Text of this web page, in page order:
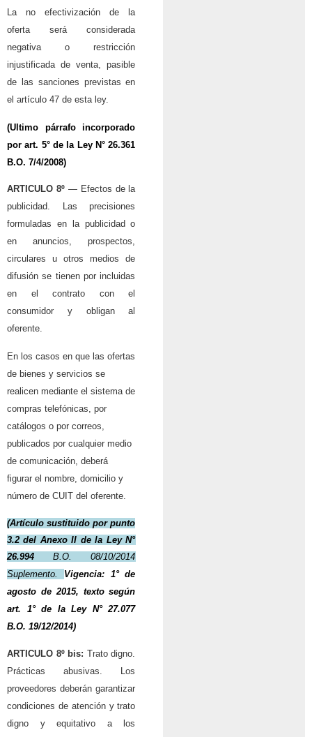
La no efectivización de la
oferta será considerada
negativa o restricción
injustificada de venta, pasible
de las sanciones previstas en
el artículo 47 de esta ley.
(Ultimo párrafo incorporado
por art. 5° de la Ley N° 26.361
B.O. 7/4/2008)
ARTICULO 8º— Efectos de la
publicidad. Las precisiones
formuladas en la publicidad o
en anuncios, prospectos,
circulares u otros medios de
difusión se tienen por incluidas
en el contrato con el
consumidor y obligan al
oferente.
En los casos en que las ofertas
de bienes y servicios se
realicen mediante el sistema de
compras telefónicas, por
catálogos o por correos,
publicados por cualquier medio
de comunicación, deberá
figurar el nombre, domicilio y
número de CUIT del oferente.
(Artículo sustituido por punto
3.2 del Anexo II de la Ley N°
26.994
B.O. 08/10/2014
Suplemento. Vigencia: 1° de
agosto de 2015, texto según
art. 1° de laLey N° 27.077
B.O. 19/12/2014)
ARTICULO 8º bis: Trato digno.
Prácticas abusivas. Los
proveedores deberán garantizar
condiciones de atención y trato
digno y equitativo a los